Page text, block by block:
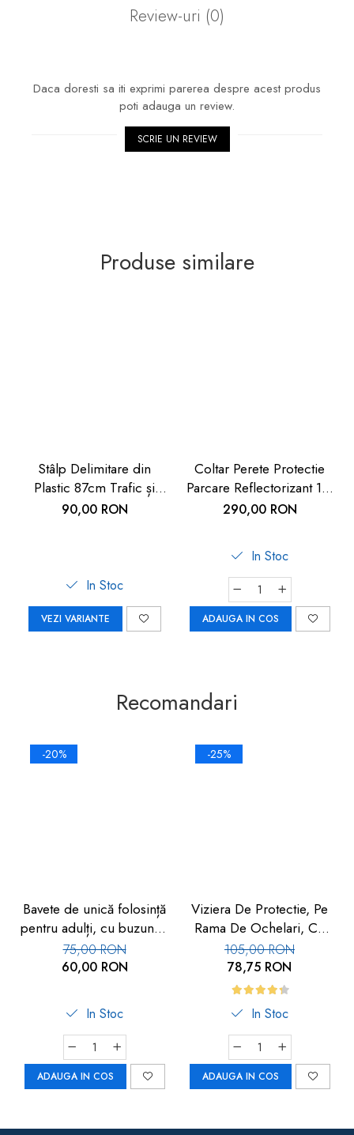
Review-uri (0)
Daca doresti sa iti exprimi parerea despre acest produs
poti adauga un review.
SCRIE UN REVIEW
Produse similare
Stâlp Delimitare din
Plastic 87cm Trafic și
Acces | Carboysafety
90,00 RON
In Stoc
VEZI VARIANTE
Coltar Perete Protectie
Parcare Reflectorizant 1M
| Carboysafety
290,00 RON
In Stoc
ADAUGA IN COS
Recomandari
-20%
Bavete de unică folosință
pentru adulți, cu buzunar,
set 50 buc, FM-108
75,00 RON
60,00 RON
In Stoc
ADAUGA IN COS
-25%
Viziera De Protectie, Pe
Rama De Ochelari, Cu
Folie De Protectie
Inlocuibila, Set 10 Buc,
Car-Boy Safety
105,00 RON
78,75 RON
In Stoc
ADAUGA IN COS